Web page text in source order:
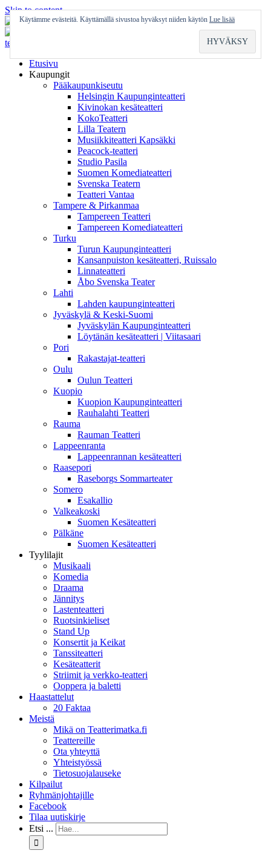
Skip to content
Etusivu
Kaupungit
Pääkaupunkiseutu
Helsingin Kaupunginteatteri
Kivinokan kesäteatteri
KokoTeatteri
Lilla Teatern
Musiikkiteatteri Kapsäkki
Peacock-teatteri
Studio Pasila
Suomen Komediateatteri
Svenska Teatern
Teatteri Vantaa
Tampere & Pirkanmaa
Tampereen Teatteri
Tampereen Komediateatteri
Turku
Turun Kaupunginteatteri
Kansanpuiston kesäteatteri, Ruissalo
Linnateatteri
Åbo Svenska Teater
Lahti
Lahden kaupunginteatteri
Jyväskylä & Keski-Suomi
Jyväskylän Kaupunginteatteri
Löytänän kesäteatteri | Viitasaari
Pori
Rakastajat-teatteri
Oulu
Oulun Teatteri
Kuopio
Kuopion Kaupunginteatteri
Rauhalahti Teatteri
Rauma
Rauman Teatteri
Lappeenranta
Lappeenrannan kesäteatteri
Raasepori
Raseborgs Sommarteater
Somero
Esakallio
Valkeakoski
Suomen Kesäteatteri
Pälkäne
Suomen Kesäteatteri
Tyylilajit
Musikaali
Komedia
Draama
Jännitys
Lastenteatteri
Ruotsinkieliset
Stand Up
Konsertit ja Keikat
Tanssiteatteri
Kesäteatterit
Striimit ja verkko-teatteri
Ooppera ja baletti
Haastattelut
20 Faktaa
Meistä
Mikä on Teatterimatka.fi
Teattereille
Ota yhteyttä
Yhteistyössä
Tietosuojalauseke
Kilpailut
Ryhmänjohtajille
Facebook
Tilaa uutiskirje
Etsi ...
Käytämme evästeitä. Käyttämällä sivustoa hyväksyt niiden käytön Lue lisää